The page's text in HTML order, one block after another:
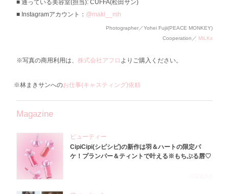
通っている美容室(担当): CUFFA(松田サン)
Instagramアカウント： @maki__mh
Photographer／Yohei Fujii(PEACE MONKEY)
Cooperation／ MiLKs
※写真の商用利用は、 株式会社アフロ よりご購入ください。
※林まきサンへのお仕事(キャスティング)依頼
Magazine
ビューティー
CipiCipi(シピシピ)の新作は羽＆ハートの限定パ
ケ！プランパー＆ティントで叶える※もちぷる唇♡